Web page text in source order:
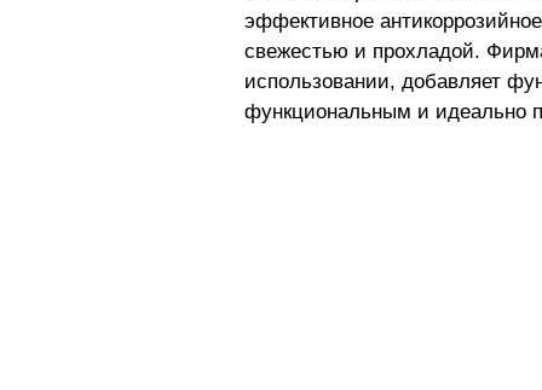
эффективное
свежестью и прохладой.
использовании, добавляет
функциональным и идеально